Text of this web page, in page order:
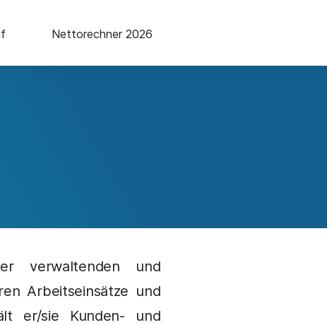
Nettorechner 2026
verwaltenden und
Arbeitseinsätze und
er/sie Kunden- und